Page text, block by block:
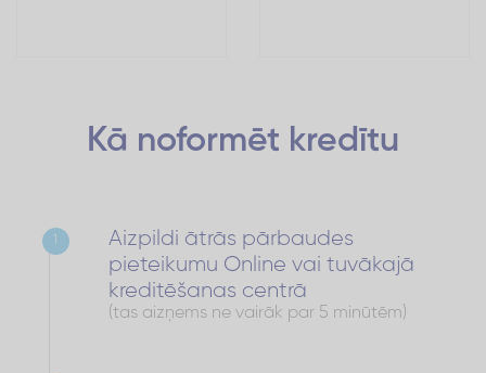
Kā noformēt kredītu
Aizpildi ātrās pārbaudes
pieteikumu Online vai tuvākajā
kreditēšanas centrā
(tas aizņems ne vairāk par 5 minūtēm)